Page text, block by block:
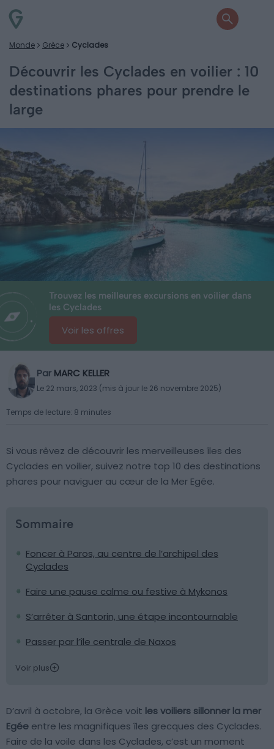
Monde Grèce Cyclades
Découvrir les Cyclades en voilier : 10
destinations phares pour prendre le
large
Trouvez les meilleures excursions en voilier dans
les Cyclades
Voir les offres
Par MARC KELLER
Le 22 mars, 2023 (mis à jour le 26 novembre 2025)
Temps de lecture: 8 minutes
Si vous rêvez de découvrir les merveilleuses îles des
Cyclades en voilier, suivez notre top 10 des destinations
phares pour naviguer au cœur de la Mer Egée.
Sommaire
Foncer à Paros, au centre de l’archipel des
Cyclades
Faire une pause calme ou festive à Mykonos
S’arrêter à Santorin, une étape incontournable
Passer par l’île centrale de Naxos
Voir plus
D’avril à octobre, la Grèce voit les voiliers sillonner la mer
Egée entre les magnifiques îles grecques des Cyclades.
Faire de la voile dans les Cyclades, c’est un moment